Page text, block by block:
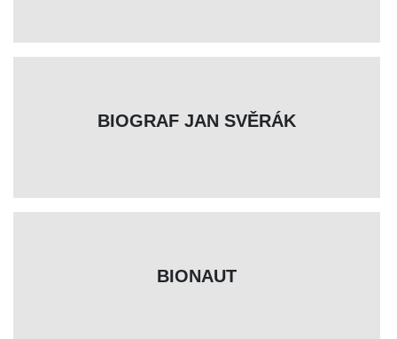
BIOGRAF JAN SVĚRÁK
BIONAUT